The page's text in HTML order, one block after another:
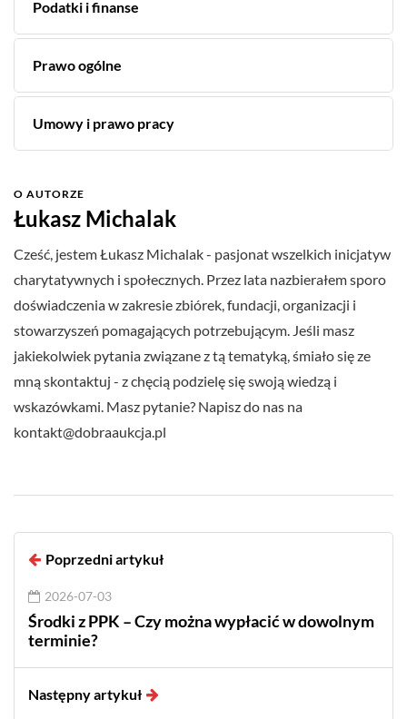
Podatki i finanse
Prawo ogólne
Umowy i prawo pracy
O AUTORZE
Łukasz Michalak
Cześć, jestem Łukasz Michalak - pasjonat wszelkich inicjatyw
charytatywnych i społecznych. Przez lata nazbierałem sporo
doświadczenia w zakresie zbiórek, fundacji, organizacji i
stowarzyszeń pomagających potrzebującym. Jeśli masz
jakiekolwiek pytania związane z tą tematyką, śmiało się ze
mną skontaktuj - z chęcią podzielę się swoją wiedzą i
wskazówkami. Masz pytanie? Napisz do nas na
kontakt@dobraaukcja.pl
Poprzedni artykuł
2026-07-03
Środki z PPK – Czy można wypłacić w dowolnym
terminie?
Następny artykuł